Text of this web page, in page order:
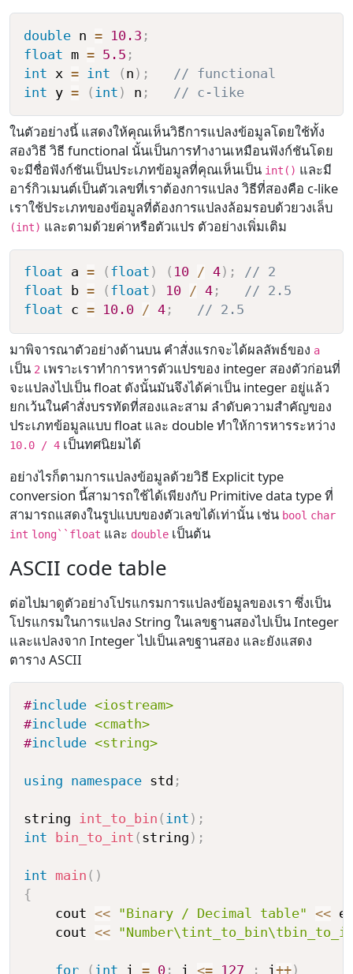
double n = 10.3 ;
float m = 5.5 ;
int x = int ( n ) ;
// functional
int y = ( int ) n ; // c-like
ในตัวอย่างนี้ แสดงให้คุณเห็นวิธีการแปลงข้อมูลโดยใช้ทั้ง
สองวิธี วิธี functional นั้นเป็นการทำงานเหมือนฟังก์ชันโดย
จะมีชื่อฟังก์ชันเป็นประเภทข้อมูลที่คุณเห็นเป็น int() และมี
อาร์กิวเมนต์เป็นตัวเลขที่เราต้องการแปลง วิธีที่สองคือ c-like
เราใช้ประเภทของข้อมูลที่ต้องการแปลงล้อมรอบด้วยวงเล็บ
(int) และตามด้วยค่าหรือตัวแปร ตัวอย่างเพิ่มเติม
float a = ( float ) ( 10 / 4) ;
// 2
float b = ( float ) 10 / 4;
// 2.5
float c = 10.0 / 4; // 2.5
มาพิจารณาตัวอย่างด้านบน คำสั่งแรกจะได้ผลลัพธ์ของ a
เป็น 2 เพราะเราทำการหารตัวแปรของ integer สองตัวก่อนที่
จะแปลงไปเป็น float ดังนั้นมันจึงได้ค่าเป็น integer อยู่แล้ว
ยกเว้นในคำสั่งบรรทัดที่สองและสาม ลำดับความสำคัญของ
ประเภทข้อมูลแบบ float และ double ทำให้การหารระหว่าง
10.0 / 4 เป็นทศนิยมได้
อย่างไรก็ตามการแปลงข้อมูลด้วยวิธี Explicit type
conversion นี้สามารถใช้ได้เพียงกับ Primitive data type ที่
สามารถแสดงในรูปแบบของตัวเลขได้เท่านั้น เช่น bool char
int long``float และ double เป็นต้น
ASCII code table
ต่อไปมาดูตัวอย่างโปรแกรมการแปลงข้อมูลของเรา ซึ่งเป็น
โปรแกรมในการแปลง String ในเลขฐานสองไปเป็น Integer
และแปลงจาก Integer ไปเป็นเลขฐานสอง และยังแสดง
ตาราง ASCII
#include <iostream>
#include <cmath>
#include <string>
using namespace std ;
string int_to_bin ( int ) ;
int
bin_to_int ( string ) ;
int main ( )
{
    cout
<< "Binary / Decimal table" <<
    cout
<<
for ( int i = 0; i <= 127 ; i ++)